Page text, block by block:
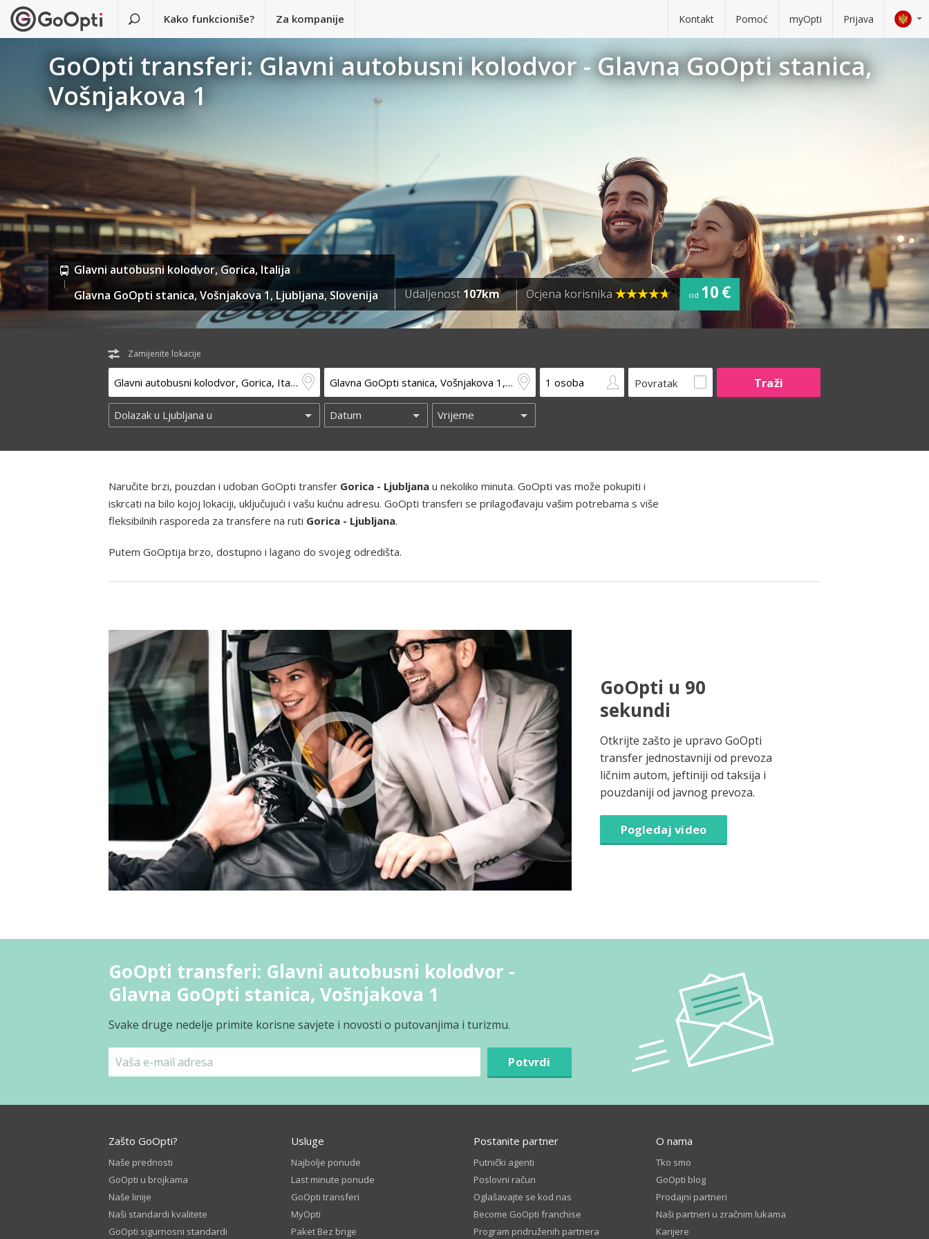
Kako funkcioniše? Za kompanije Kontakt Pomoć myOpti Prijava
GoOpti transferi: Glavni autobusni kolodvor - Glavna GoOpti stanica,
Vošnjakova 1
Glavni autobusni kolodvor, Gorica, Italija
Glavna GoOpti stanica, Vošnjakova 1, Ljubljana, Slovenija
Udaljenost 107km Ocjena korisnika od 10 €
Zamijenite lokacije
Povratak
Naručite brzi, pouzdan i udoban GoOpti transfer Gorica - Ljubljana u nekoliko minuta. GoOpti vas može pokupiti i
iskrcati na bilo kojoj lokaciji, uključujući i vašu kućnu adresu. GoOpti transferi se prilagođavaju vašim potrebama s više
fleksibilnih rasporeda za transfere na ruti Gorica - Ljubljana.
Putem GoOptija brzo, dostupno i lagano do svojeg odredišta.
GoOpti u 90
sekundi
Otkrijte zašto je upravo GoOpti
transfer jednostavniji od prevoza
ličnim autom, jeftiniji od taksija i
pouzdaniji od javnog prevoza.
Pogledaj video
GoOpti transferi: Glavni autobusni kolodvor -
Glavna GoOpti stanica, Vošnjakova 1
Svake druge nedelje primite korisne savjete i novosti o putovanjima i turizmu.
Potvrdi
Zašto GoOpti?
Naše prednosti
GoOpti u brojkama
Naše linije
Naši standardi kvalitete
GoOpti sigurnosni standardi
Usluge
Najbolje ponude
Last minute ponude
GoOpti transferi
MyOpti
Paket Bez brige
Postanite partner
Putnički agenti
Poslovni račun
Oglašavajte se kod nas
Become GoOpti franchise
Program pridruženih partnera
O nama
Tko smo
GoOpti blog
Prodajni partneri
Naši partneri u zračnim lukama
Karijere